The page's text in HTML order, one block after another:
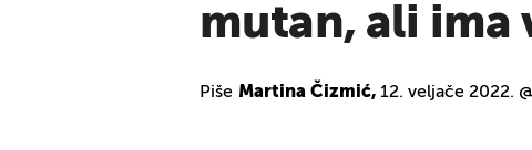
mutan, ali ima
Piše Martina Čizmić, 12. veljače 2022.